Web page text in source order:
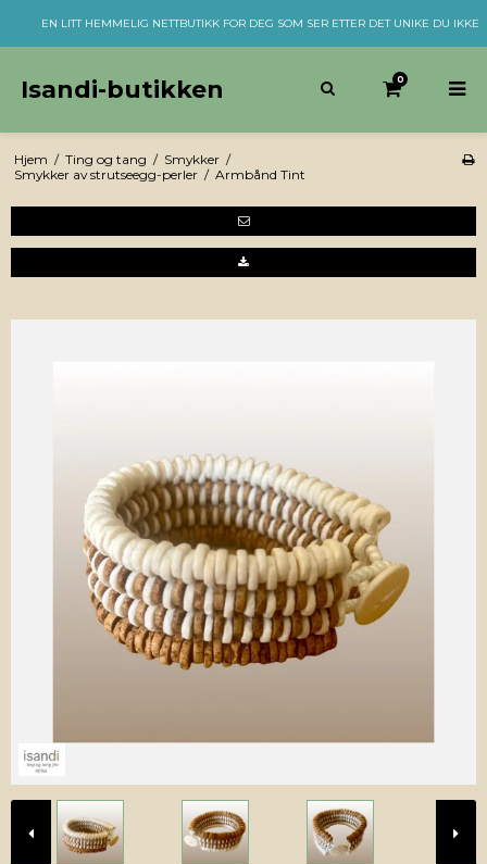
EN LITT HEMMELIG NETTBUTIKK FOR DEG SOM SER ETTER DET UNIKE DU IKKE
Isandi-butikken 0
Hjem / Ting og tang / Smykker /
Smykker av strutseegg-perler / Armbånd Tint